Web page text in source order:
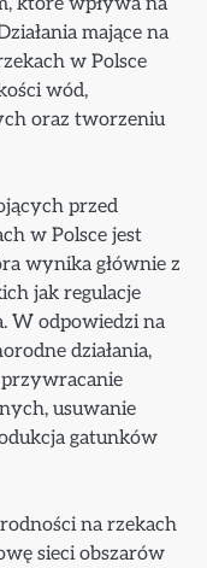
mające na
w Polsce
wód,
oraz tworzeniu
przed
w Polsce jest
wynika głównie z
jak regulacje
W odpowiedzi na
działania,
usuwanie
gatunków
na rzekach
sieci obszarów